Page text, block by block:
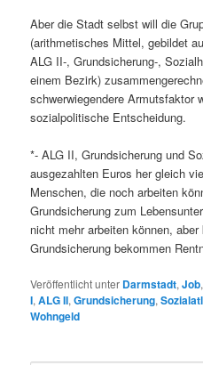
Aber die Stadt selbst will die
(arithmetisches Mittel, gebildet
ALG II-, Grundsicherung-,
einem Bezirk)
schwerwiegendere Armutsfaktor
sozialpolitische Entscheidung.
*- ALG II, Grundsicherung und
ausgezahlten Euros her gleich
Menschen, die noch arbeiten
Grundsicherung zum
nicht mehr arbeiten können,
Grundsicherung bekommen
Veröffentlicht unter Darmstadt,Job,
I,ALG II,Grundsicherung,
Wohngeld